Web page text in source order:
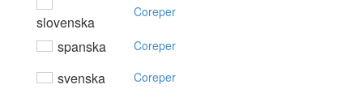
slovenska
Coreper
spanska Coreper
svenska Coreper